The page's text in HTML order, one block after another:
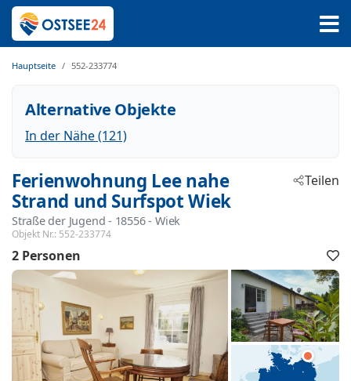
Hauptseite 552-233774
Alternative Objekte
In der Nähe (121)
Ferienwohnung Lee nahe
Strand und Surfspot Wiek
Straße der Jugend - 18556 - Wiek
Objekt Nr.: 552-233774
Teilen
2 Personen